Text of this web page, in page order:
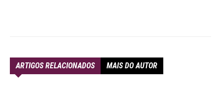
ARTIGOS RELACIONADOS MAIS DO AUTOR